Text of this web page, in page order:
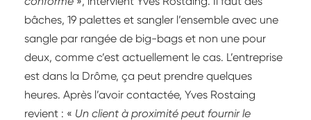
bâches, 19 palettes et sangler l’ensemble avec une
sangle par rangée de big-bags et non une pour
deux, comme c’est actuellement le cas. L’entreprise
est dans la Drôme, ça peut prendre quelques
heures. Après l’avoir contactée, Yves Rostaing
revient : « Un client à proximité peut fournir le